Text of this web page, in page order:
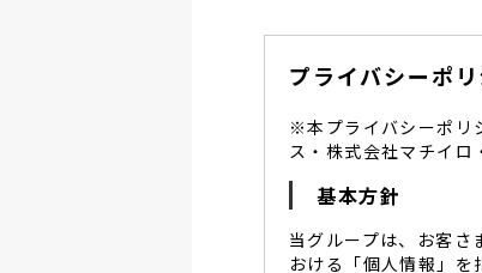
プライバシーポリ
※本プライバシーポリ
ス・株式会社マチイロ
基本方針
当グループは、お客
おける「個人情報」